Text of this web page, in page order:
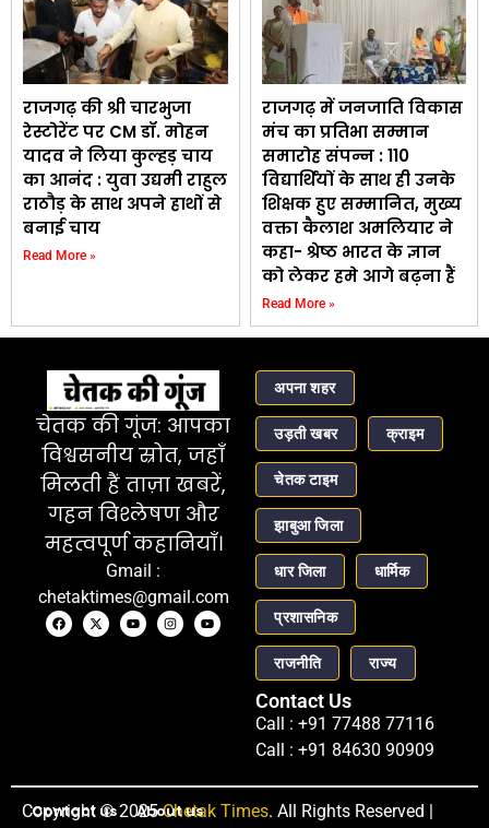
राजगढ़ की श्री चारभुजा
रेस्टोरेंट पर CM डॉ. मोहन
यादव ने लिया कुल्हड़ चाय
का आनंद : युवा उद्यमी राहुल
राठौड़ के साथ अपने हाथों से
बनाई चाय
Read More »
राजगढ़ में जनजाति विकास
मंच का प्रतिभा सम्मान
समारोह संपन्न : 110
विद्यार्थियों के साथ ही उनके
शिक्षक हुए सम्मानित, मुख्य
वक्ता कैलाश अमलियार ने
कहा- श्रेष्ठ भारत के ज्ञान
को लेकर हमे आगे बढ़ना हैं
Read More »
चेतक की गूंज: आपका
विश्वसनीय स्रोत, जहाँ
मिलती हैं ताज़ा खबरें,
गहन विश्लेषण और
महत्वपूर्ण कहानियाँ।
Gmail :
chetaktimes@gmail.com
अपना शहर
उड़ती खबर क्राइम
चेतक टाइम
झाबुआ जिला
धार जिला धार्मिक
प्रशासनिक
राजनीति राज्य
Contact Us
Call : +91 77488 77116
Call : +91 84630 90909
Contact us
About us
Copyright © 2025Chetak Times. All Rights Reserved |